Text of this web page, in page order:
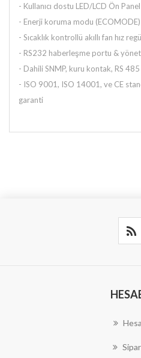
- Kullanıcı dostu LED/LCD Ön Panel
- Enerji koruma modu (ECOMODE)
- Sıcaklık kontrollü akıllı fan hız
- RS232 haberleşme portu &
- Dahili SNMP, kuru kontak, RS
- ISO 9001, ISO 14001, ve CE
garanti